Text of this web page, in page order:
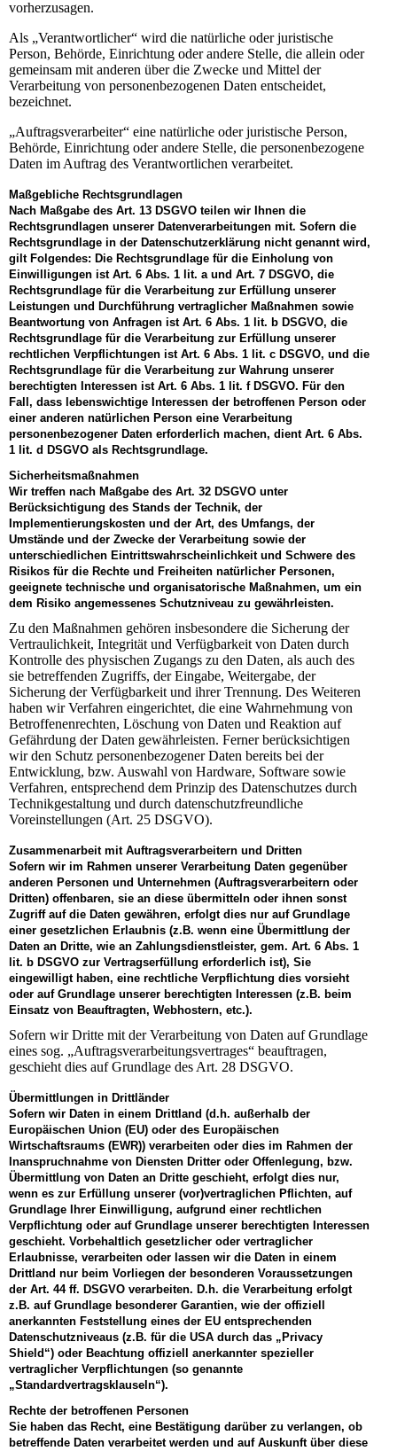
vorherzusagen.
Als „Verantwortlicher“ wird die natürliche oder juristische
Person, Behörde, Einrichtung oder andere Stelle, die allein oder
gemeinsam mit anderen über die Zwecke und Mittel der
Verarbeitung von personenbezogenen Daten entscheidet,
bezeichnet.
„Auftragsverarbeiter“ eine natürliche oder juristische Person,
Behörde, Einrichtung oder andere Stelle, die personenbezogene
Daten im Auftrag des Verantwortlichen verarbeitet.
Maßgebliche Rechtsgrundlagen
Nach Maßgabe des Art. 13 DSGVO teilen wir Ihnen die
Rechtsgrundlagen unserer Datenverarbeitungen mit. Sofern die
Rechtsgrundlage in der Datenschutzerklärung nicht genannt wird,
gilt Folgendes: Die Rechtsgrundlage für die Einholung von
Einwilligungen ist Art. 6 Abs. 1 lit. a und Art. 7 DSGVO, die
Rechtsgrundlage für die Verarbeitung zur Erfüllung unserer
Leistungen und Durchführung vertraglicher Maßnahmen sowie
Beantwortung von Anfragen ist Art. 6 Abs. 1 lit. b DSGVO, die
Rechtsgrundlage für die Verarbeitung zur Erfüllung unserer
rechtlichen Verpflichtungen ist Art. 6 Abs. 1 lit. c DSGVO, und die
Rechtsgrundlage für die Verarbeitung zur Wahrung unserer
berechtigten Interessen ist Art. 6 Abs. 1 lit. f DSGVO. Für den
Fall, dass lebenswichtige Interessen der betroffenen Person oder
einer anderen natürlichen Person eine Verarbeitung
personenbezogener Daten erforderlich machen, dient Art. 6 Abs.
1 lit. d DSGVO als Rechtsgrundlage.
Sicherheitsmaßnahmen
Wir treffen nach Maßgabe des Art. 32 DSGVO unter
Berücksichtigung des Stands der Technik, der
Implementierungskosten und der Art, des Umfangs, der
Umstände und der Zwecke der Verarbeitung sowie der
unterschiedlichen Eintrittswahrscheinlichkeit und Schwere des
Risikos für die Rechte und Freiheiten natürlicher Personen,
geeignete technische und organisatorische Maßnahmen, um ein
dem Risiko angemessenes Schutzniveau zu gewährleisten.
Zu den Maßnahmen gehören insbesondere die Sicherung der
Vertraulichkeit, Integrität und Verfügbarkeit von Daten durch
Kontrolle des physischen Zugangs zu den Daten, als auch des
sie betreffenden Zugriffs, der Eingabe, Weitergabe, der
Sicherung der Verfügbarkeit und ihrer Trennung. Des Weiteren
haben wir Verfahren eingerichtet, die eine Wahrnehmung von
Betroffenenrechten, Löschung von Daten und Reaktion auf
Gefährdung der Daten gewährleisten. Ferner berücksichtigen
wir den Schutz personenbezogener Daten bereits bei der
Entwicklung, bzw. Auswahl von Hardware, Software sowie
Verfahren, entsprechend dem Prinzip des Datenschutzes durch
Technikgestaltung und durch datenschutzfreundliche
Voreinstellungen (Art. 25 DSGVO).
Zusammenarbeit mit Auftragsverarbeitern und Dritten
Sofern wir im Rahmen unserer Verarbeitung Daten gegenüber
anderen Personen und Unternehmen (Auftragsverarbeitern oder
Dritten) offenbaren, sie an diese übermitteln oder ihnen sonst
Zugriff auf die Daten gewähren, erfolgt dies nur auf Grundlage
einer gesetzlichen Erlaubnis (z.B. wenn eine Übermittlung der
Daten an Dritte, wie an Zahlungsdienstleister, gem. Art. 6 Abs. 1
lit. b DSGVO zur Vertragserfüllung erforderlich ist), Sie
eingewilligt haben, eine rechtliche Verpflichtung dies vorsieht
oder auf Grundlage unserer berechtigten Interessen (z.B. beim
Einsatz von Beauftragten, Webhostern, etc.).
Sofern wir Dritte mit der Verarbeitung von Daten auf Grundlage
eines sog. „Auftragsverarbeitungsvertrages“ beauftragen,
geschieht dies auf Grundlage des Art. 28 DSGVO.
Übermittlungen in Drittländer
Sofern wir Daten in einem Drittland (d.h. außerhalb der
Europäischen Union (EU) oder des Europäischen
Wirtschaftsraums (EWR)) verarbeiten oder dies im Rahmen der
Inanspruchnahme von Diensten Dritter oder Offenlegung, bzw.
Übermittlung von Daten an Dritte geschieht, erfolgt dies nur,
wenn es zur Erfüllung unserer (vor)vertraglichen Pflichten, auf
Grundlage Ihrer Einwilligung, aufgrund einer rechtlichen
Verpflichtung oder auf Grundlage unserer berechtigten Interessen
geschieht. Vorbehaltlich gesetzlicher oder vertraglicher
Erlaubnisse, verarbeiten oder lassen wir die Daten in einem
Drittland nur beim Vorliegen der besonderen Voraussetzungen
der Art. 44 ff. DSGVO verarbeiten. D.h. die Verarbeitung erfolgt
z.B. auf Grundlage besonderer Garantien, wie der offiziell
anerkannten Feststellung eines der EU entsprechenden
Datenschutzniveaus (z.B. für die USA durch das „Privacy
Shield“) oder Beachtung offiziell anerkannter spezieller
vertraglicher Verpflichtungen (so genannte
„Standardvertragsklauseln“).
Rechte der betroffenen Personen
Sie haben das Recht, eine Bestätigung darüber zu verlangen, ob
betreffende Daten verarbeitet werden und auf Auskunft über diese